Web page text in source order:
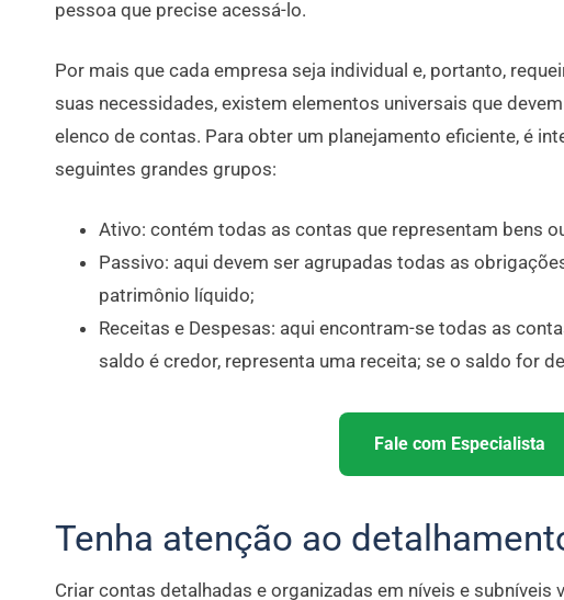
pessoa que precise acessá-lo.
Por mais que cada empresa seja individual e, portanto,
suas necessidades, existem elementos universais que
elenco de contas. Para obter um planejamento eficiente, é
seguintes grandes grupos:
Ativo: contém todas as contas que representam bens
Passivo: aqui devem ser agrupadas todas as
patrimônio líquido;
Receitas e Despesas: aqui encontram-se todas as
saldo é credor, representa uma receita; se o saldo for
Fale com Especialista
Tenha atenção ao
Criar contas detalhadas e organizadas em níveis e subníveis